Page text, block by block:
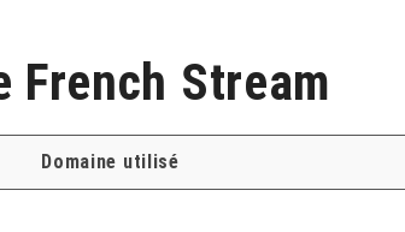
French Stream
Domaine utilisé